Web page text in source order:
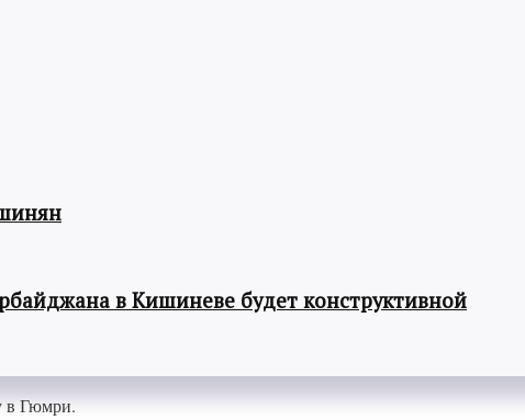
в Кишиневе будет конструктивной
в Гюмри.